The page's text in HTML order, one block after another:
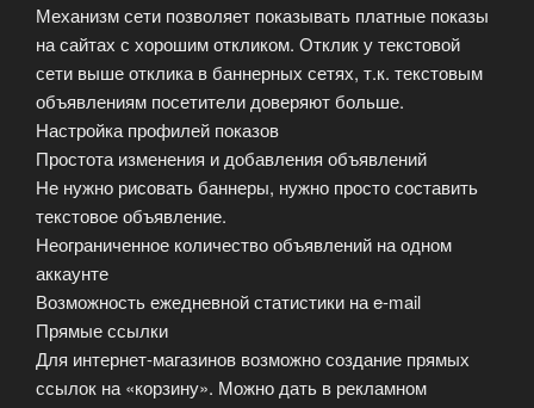
Механизм сети позволяет показывать платные показы
на сайтах с хорошим откликом. Отклик у текстовой
сети выше отклика в баннерных сетях, т.к. текстовым
объявлениям посетители доверяют больше.
Настройка профилей показов
Простота изменения и добавления объявлений
Не нужно рисовать баннеры, нужно просто составить
текстовое объявление.
Неограниченное количество объявлений на одном
аккаунте
Возможность ежедневной статистики на e-mail
Прямые ссылки
Для интернет-магазинов возможно создание прямых
ссылок на «корзину». Можно дать в рекламном